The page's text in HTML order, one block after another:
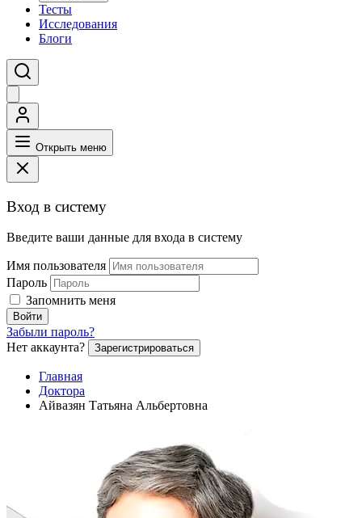
Тесты
Исследования
Блоги
Открыть меню
Вход в систему
Введите ваши данные для входа в систему
Имя пользователя
Пароль
Запомнить меня
Войти
Забыли пароль?
Нет аккаунта?
Зарегистрироваться
Главная
Доктора
Айвазян Татьяна Альбертовна